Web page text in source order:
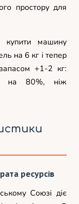
простору для
машину
на 6 кг і тепер
+1-2 кг:
на 80%, ніж
ресурсів
Союзі діє